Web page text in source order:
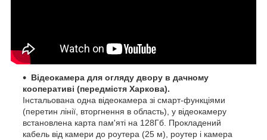
Відеокамера для огляду двору в дачному
кооперативі (передмістя Харкова).
Інстальована одна відеокамера зі смарт-функціями
(перетин лінії, вторгнення в область), у відеокамеру
встановлена карта пам'яті на 128Гб. Прокладений
кабель від камери до роутера (25 м), роутер і камера